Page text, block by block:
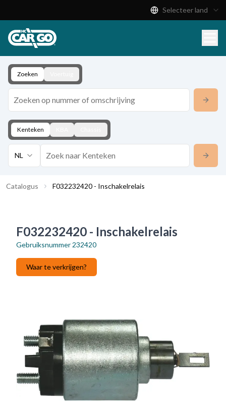
Download
Contact
Selecteer land
Zoeken
Kenteken
NL
Catalogus F032232420 - Inschakelrelais
F032232420 - Inschakelrelais
Gebruiksnummer 232420
Waar te verkrijgen?